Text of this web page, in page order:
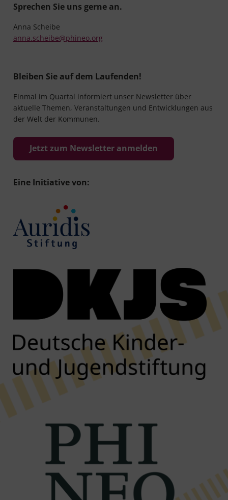
Sprechen Sie uns gerne an.
Anna Scheibe
anna.scheibe@phineo.org
Bleiben Sie auf dem Laufenden!
Einmal im Quartal informiert unser Newsletter über
aktuelle Themen, Veranstaltungen und Entwicklungen aus
der Welt der Kommunen.
Jetzt zum Newsletter anmelden
Eine Initiative von: